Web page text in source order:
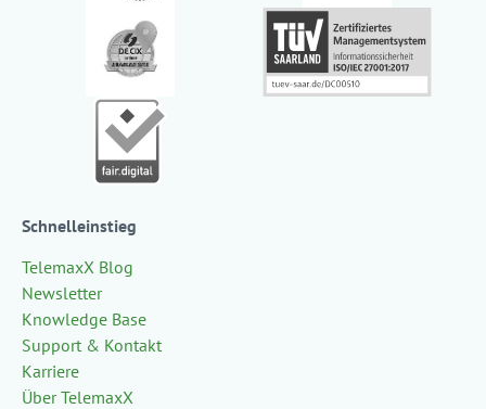
Schnelleinstieg
TelemaxX Blog
Newsletter
Knowledge Base
Support & Kontakt
Karriere
Über TelemaxX